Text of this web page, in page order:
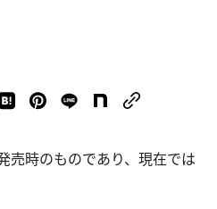
売時のものであり、現在では